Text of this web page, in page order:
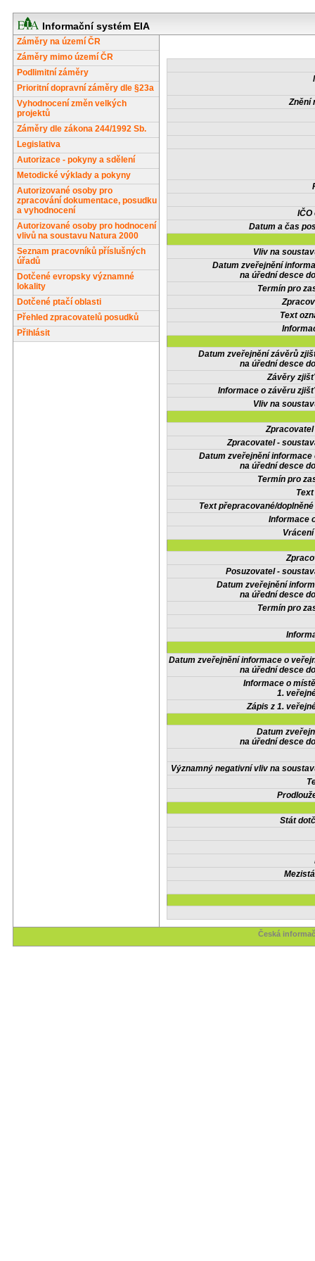
Informační systém EIA
Záměry na území ČR
Záměry mimo území ČR
Podlimitní záměry
Prioritní dopravní záměry dle §23a
Vyhodnocení změn velkých
projektů
Záměry dle zákona 244/1992 Sb.
Legislativa
Autorizace - pokyny a sdělení
Metodické výklady a pokyny
Autorizované osoby pro
zpracování dokumentace, posudku
a vyhodnocení
Autorizované osoby pro hodnocení
vlivů na soustavu Natura 2000
Seznam pracovníků příslušných
úřadů
Dotčené evropsky významné
lokality
Dotčené ptačí oblasti
Přehled zpracovatelů posudků
Přihlásit
Znění
IČO
Datum a čas
Vliv na
Datum zveřejnění
na úřední desce
Termín pro
Text
Datum zveřejnění závěrů
na úřední desce
Závěry
Informace o závěru
Vliv na
Zpracovatel -
Datum zveřejnění informace
na úřední desce
Termín pro
Text přepracované/
Informace
Posuzovatel -
Datum zveřejnění
na úřední desce
Termín pro
Datum zveřejnění informace o
na úřední desce
Informace o
1.
Zápis z 1.
Datum
na úřední desce
Významný negativní vliv na
Stát
Česká